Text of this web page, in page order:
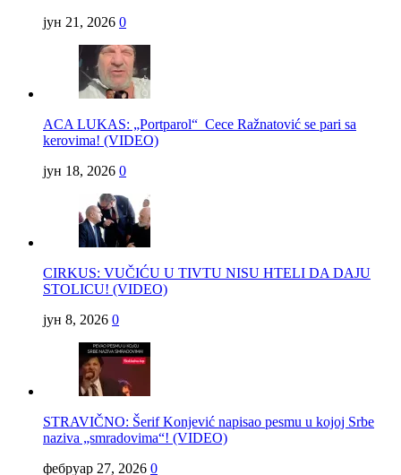
јун 21, 2026 0
ACA LUKAS: „Portparol“ Cece Ražnatović se pari sa
kerovima! (VIDEO)
јун 18, 2026 0
CIRKUS: VUČIĆU U TIVTU NISU HTELI DA DAJU
STOLICU! (VIDEO)
јун 8, 2026 0
STRAVIČNO: Šerif Konjević napisao pesmu u kojoj Srbe
naziva „smradovima“! (VIDEO)
фебруар 27, 2026 0